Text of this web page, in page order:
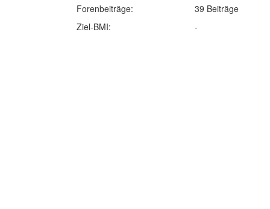
Forenbeiträge:
39 Beiträge
Ziel-BMI:
-